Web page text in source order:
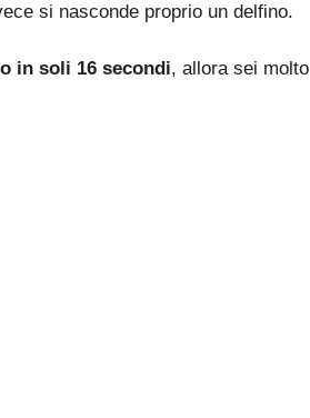
si nasconde proprio un delfino.
in soli 16 secondi, allora sei molto